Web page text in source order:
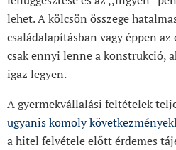
lehet. A kölcsön összege
családalapításban vagy éppen
csak ennyi lenne a konstrukció,
igaz legyen.
A gyermekvállalási feltételek
ugyanis komoly
a hitel felvétele előtt érdemes